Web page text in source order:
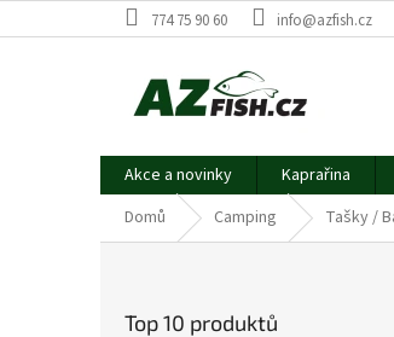
na
774 75 90 60 info@azfish.cz
Akce a novinky Kaprařina
Domů
Camping Tašky /
Top 10 produktů